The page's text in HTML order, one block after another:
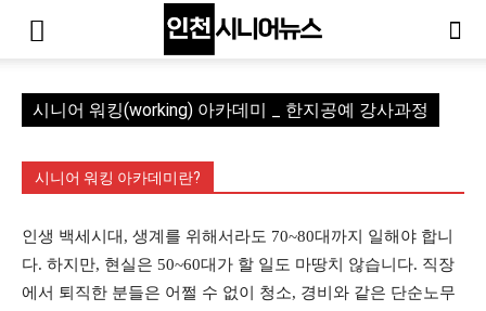
시니어 워킹(working) 아카데미 _ 한지공예 강사과정
시니어 워킹 아카데미란?
인생 백세시대, 생계를 위해서라도 70~80대까지 일해야 합니
다. 하지만, 현실은 50~60대가 할 일도 마땅치 않습니다. 직장
에서 퇴직한 분들은 어쩔 수 없이 청소, 경비와 같은 단순노무